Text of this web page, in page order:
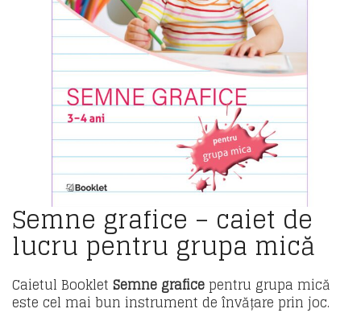
Semne grafice – caiet de
lucru pentru grupa mică
Caietul Booklet Semne graficepentru grupa mică
este cel mai bun instrument de învățare prin joc.